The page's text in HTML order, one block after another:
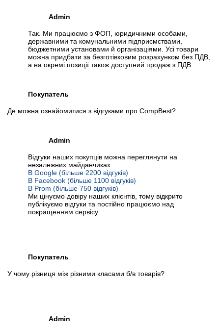
Admin
Так. Ми працюємо з ФОП, юридичними особами,
державними та комунальними підприємствами,
бюджетними установами й організаціями. Усі товари
можна придбати за безготівковим розрахунком без ПДВ,
а на окремі позиції також доступний продаж з ПДВ.
Покупатель
Де можна ознайомитися з відгуками про CompBest?
Admin
Відгуки наших покупців можна переглянути на
незалежних майданчиках:
В Google (більше 2200 відгуків)
В Facebook (більше 1100 відгуків)
В Prom (більше 750 відгуків)
Ми цінуємо довіру наших клієнтів, тому відкрито
публікуємо відгуки та постійно працюємо над
покращенням сервісу.
Покупатель
У чому різниця між різними класами б/в товарів?
Admin